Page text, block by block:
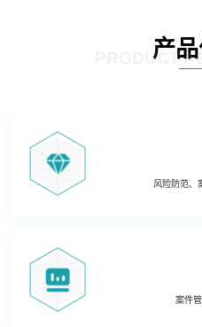
产
PRODUCT
风险防范、
案件